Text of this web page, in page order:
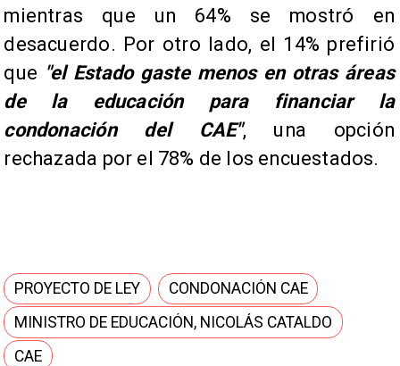
mientras que un 64% se mostró en
desacuerdo. Por otro lado, el 14% prefirió
que "el Estado gaste menos en otras áreas
de la educación para financiar la
condonación del CAE", una opción
rechazada por el 78% de los encuestados.
PROYECTO DE LEY
CONDONACIÓN CAE
MINISTRO DE EDUCACIÓN, NICOLÁS CATALDO
CAE